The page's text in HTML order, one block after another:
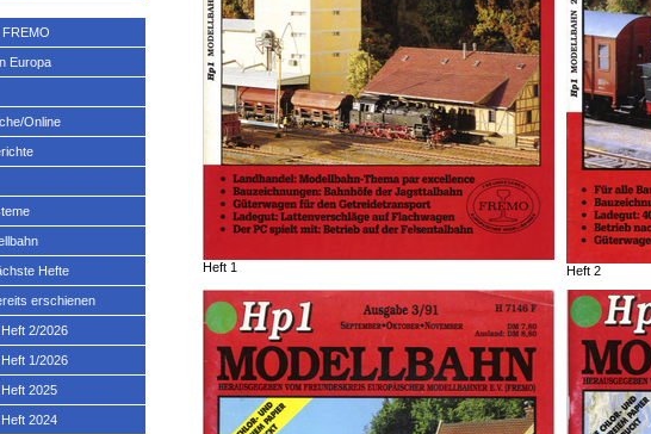
Heft 1 Heft 2
Europa
Online
Hefte
erschienen
2/2026
1/2026
2025
2024